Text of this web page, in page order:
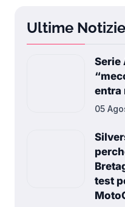
Ultime Notizie
Serie
entra
05
test